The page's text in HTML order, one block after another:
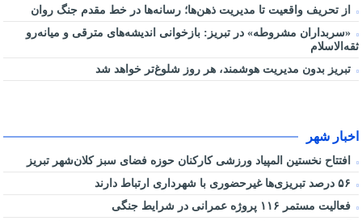
از تحریف واقعیت تا مدیریت ذهن‌ها؛ رسانه‌ها در خط مقدم جنگ روان
«سربداران مشروطه» در تبریز: بازخوانی اندیشه‌های مترقی و میانه‌رو
ثقه‌الاسلام
تبریز بدون مدیریت هوشمند، هر روز شلوغ‌تر خواهد شد
اخبار شهر
افتتاح نخستین المپیاد ورزشی کارکنان حوزه فضای سبز کلان‌شهر تبریز
فعالیت مستمر ۱۱۶ پروژه عمرانی در شرایط جنگی